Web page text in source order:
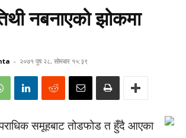
नबनाएको झोकमा
- २०७१ पुष २८, सोमबार १५:३९
समूहबाट तोडफोड त हुँदै आएका